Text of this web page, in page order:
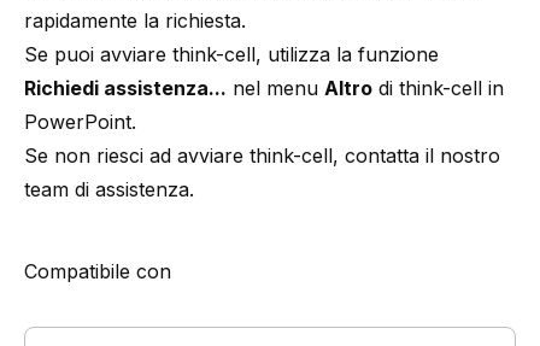
rapidamente la richiesta.
Se puoi avviare think-cell, utilizza la funzione
Richiedi assistenza... nel menu Altro di think-cell in
PowerPoint.
Se non riesci ad avviare think-cell, contatta il nostro
team di assistenza.
Compatibile con